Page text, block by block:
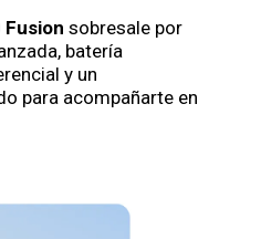
Fusion sobresale por
batería
y un
para acompañarte en